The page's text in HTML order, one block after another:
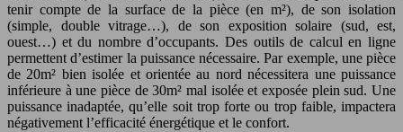
tenir compte de la surface de la pièce (en m²), de son isolation
(simple, double vitrage…), de son exposition solaire (sud, est,
ouest…) et du nombre d’occupants. Des outils de calcul en ligne
permettent d’estimer la puissance nécessaire. Par exemple, une pièce
de 20m² bien isolée et orientée au nord nécessitera une puissance
inférieure à une pièce de 30m² mal isolée et exposée plein sud. Une
puissance inadaptée, qu’elle soit trop forte ou trop faible, impactera
négativement l’efficacité énergétique et le confort.